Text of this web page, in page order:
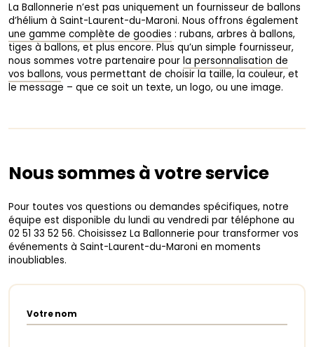
La Ballonnerie n’est pas uniquement un fournisseur de ballons
d’hélium à Saint-Laurent-du-Maroni. Nous offrons également
une gamme complète de goodies : rubans, arbres à ballons,
tiges à ballons, et plus encore. Plus qu’un simple fournisseur,
nous sommes votre partenaire pour la personnalisation de
vos ballons, vous permettant de choisir la taille, la couleur, et
le message – que ce soit un texte, un logo, ou une image.
Nous sommes à votre service
Pour toutes vos questions ou demandes spécifiques, notre
équipe est disponible du lundi au vendredi par téléphone au
02 51 33 52 56. Choisissez La Ballonnerie pour transformer vos
événements à Saint-Laurent-du-Maroni en moments
inoubliables.
Votre nom